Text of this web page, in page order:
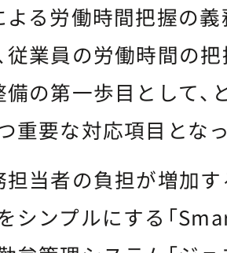
る労働時間把握の義
従業員の労働時間の
の第一歩目として、
重要な対応項目となっ
担当者の負担が増加す
ンプルにする「